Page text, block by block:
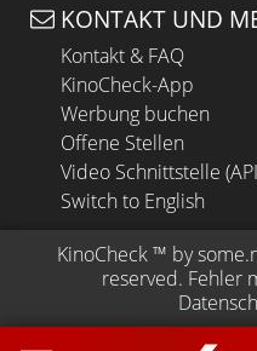
KONTAKT UND
Kontakt & FAQ
KinoCheck-App
Werbung buchen
Offene Stellen
Video Schnittstelle
Switch to English
KinoCheck ™ by
reserved. Fehler